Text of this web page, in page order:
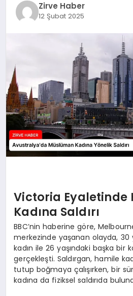
KÜLTÜR & SANAT
SPOR
TEKNOLOJI
Zirve Haber
12 Şubat 2025
Victoria Eyaletinde
Kadına Saldırı
BBC’nin haberine göre,
merkezinde yaşanan olayda, 30
kadın ile 26 yaşındaki başka bir
gerçekleşti. Saldırgan, hamile
tutup boğmaya çalışırken, bir
kadına da fiziksel saldırıda